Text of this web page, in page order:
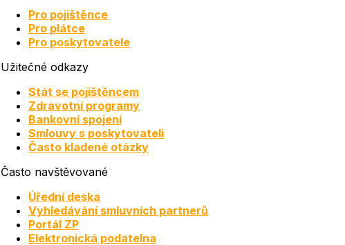
Pro pojištěnce
Pro plátce
Pro poskytovatele
Užitečné odkazy
Stát se pojištěncem
Zdravotní programy
Bankovní spojení
Smlouvy s poskytovateli
Často kladené otázky
Často navštěvované
Úřední deska
Vyhledávání smluvních partnerů
Portál ZP
Elektronická podatelna